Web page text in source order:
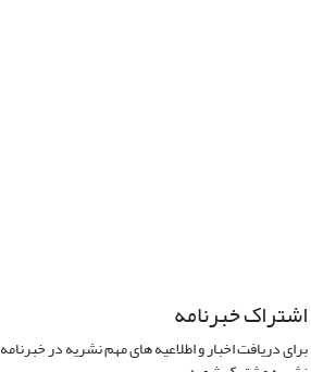
اشتراک خبرنامه
برای دریافت اخبار و اطلاعیه های مهم نشریه در خبرنامه